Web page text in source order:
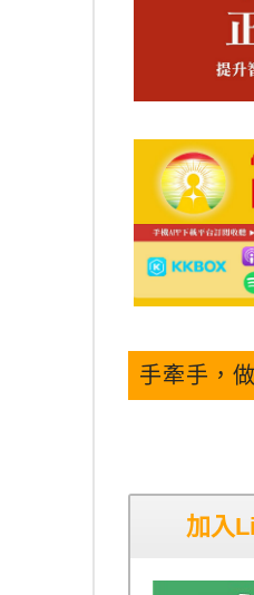
手牽手，
加入